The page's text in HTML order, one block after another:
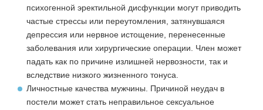
психогенной эректильной дисфункции могут приводить
частые стрессы или переутомления, затянувшаяся
депрессия или нервное истощение, перенесенные
заболевания или хирургические операции. Член может
падать как по причине излишней нервозности, так и
вследствие низкого жизненного тонуса.
Личностные качества мужчины . Причиной неудач в
постели может стать неправильное сексуальное